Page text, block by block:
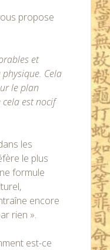
propose
et
Cela
le plan
cela est nocif
les
le plus
formule
encore
rien ».
est-ce